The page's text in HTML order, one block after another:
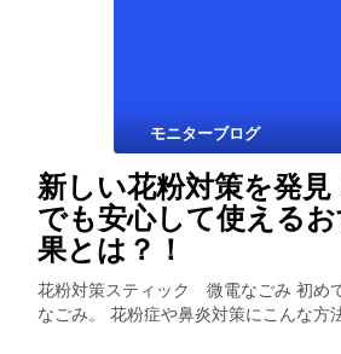
モニターブログ
新しい花粉対策を発見
でも安心して使える
果とは？！
花粉対策スティック 微電なごみ 初め
なごみ。 花粉症や鼻炎対策にこんな方